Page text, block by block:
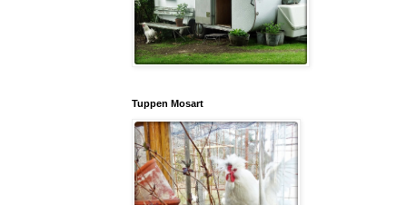
Tuppen Mosart